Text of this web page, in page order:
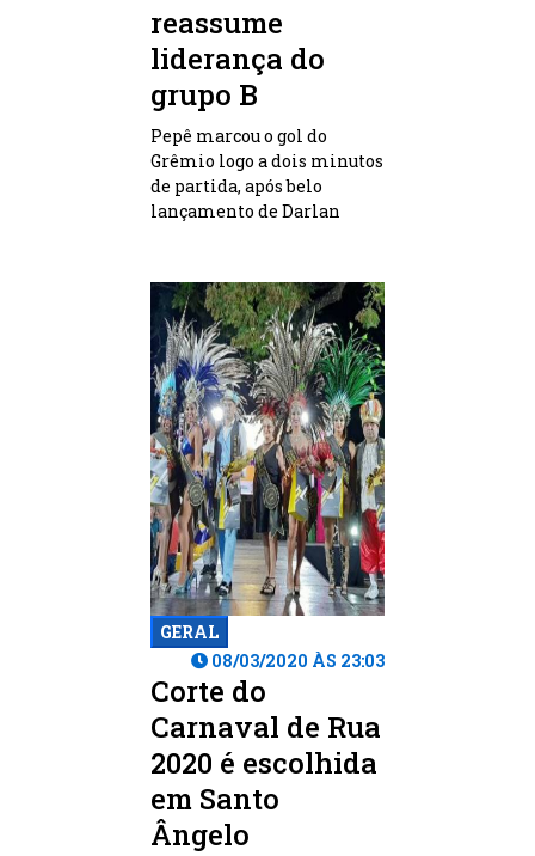
reassume
liderança do
grupo B
Pepê marcou o gol do
Grêmio logo a dois minutos
de partida, após belo
lançamento de Darlan
GERAL
08/03/2020 ÀS 23:03
Corte do
Carnaval de Rua
2020 é escolhida
em Santo
Ângelo